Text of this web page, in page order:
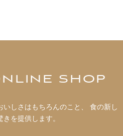
SHOP
しさはもちろんのこと、 食の新し
を提供します。